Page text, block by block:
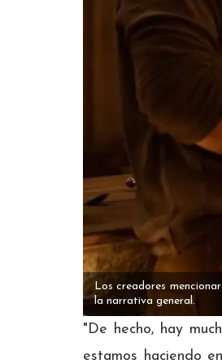
Los creadores
la narrativa general.
"De hecho, hay
estamos haciendo